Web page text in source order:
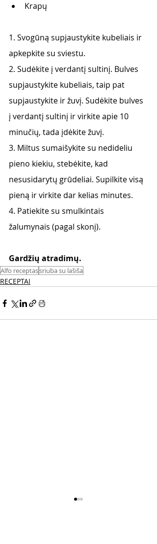
Krapų
1. Svogūną supjaustykite kubeliais ir
apkepkite su sviestu.
2. Sudėkite į verdantį sultinį. Bulves
supjaustykite kubeliais, taip pat
supjaustykite ir žuvį. Sudėkite bulves
į verdantį sultinį ir virkite apie 10
minučių, tada įdėkite žuvį.
3. Miltus sumaišykite su nedideliu
pieno kiekiu, stebėkite, kad
nesusidarytų grūdeliai. Supilkite visą
pieną ir virkite dar kelias minutes.
4. Patiekite su smulkintais
žalumynais (pagal skonį).
Gardžių atradimų.
Alfo receptassriuba su lašiša
RECEPTAI